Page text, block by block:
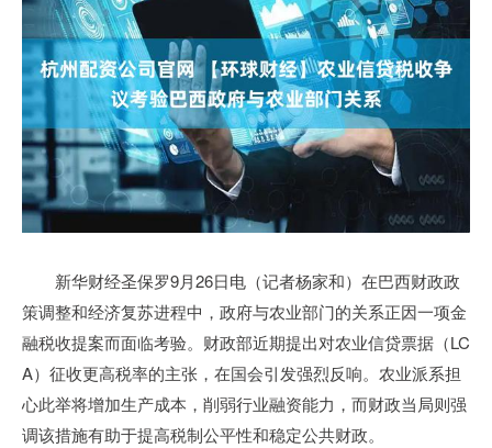
新华财经圣保罗9月26日电（记者杨家和）在巴西财政政
策调整和经济复苏进程中，政府与农业部门的关系正因一项金
融税收提案而面临考验。财政部近期提出对农业信贷票据（LC
A）征收更高税率的主张，在国会引发强烈反响。农业派系担
心此举将增加生产成本，削弱行业融资能力，而财政当局则强
调该措施有助于提高税制公平性和稳定公共财政。